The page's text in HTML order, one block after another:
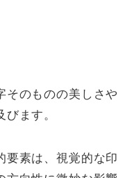
そのものの美しさや
ます。
要素は、視覚的な印